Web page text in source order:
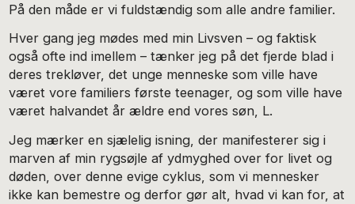
På den måde er vi fuldstændig som alle andre familier.
Hver gang jeg mødes med min Livsven – og faktisk
også ofte ind imellem – tænker jeg på det fjerde blad i
deres trekløver, det unge menneske som ville have
været vore familiers første teenager, og som ville have
været halvandet år ældre end vores søn, L.
Jeg mærker en sjælelig isning, der manifesterer sig i
marven af min rygsøjle af ydmyghed over for livet og
døden, over denne evige cyklus, som vi mennesker
ikke kan bemestre og derfor gør alt, hvad vi kan for, at